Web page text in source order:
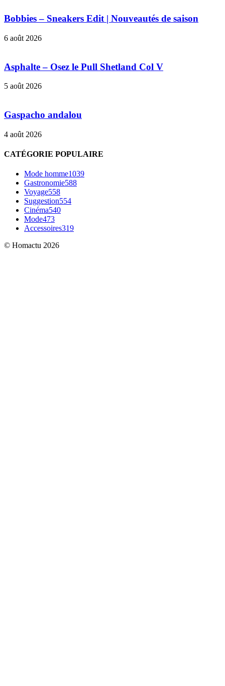
Bobbies – Sneakers Edit | Nouveautés de saison
6 août 2026
Asphalte – Osez le Pull Shetland Col V
5 août 2026
Gaspacho andalou
4 août 2026
CATÉGORIE POPULAIRE
Mode homme1039
Gastronomie588
Voyage558
Suggestion554
Cinéma540
Mode473
Accessoires319
© Homactu 2026